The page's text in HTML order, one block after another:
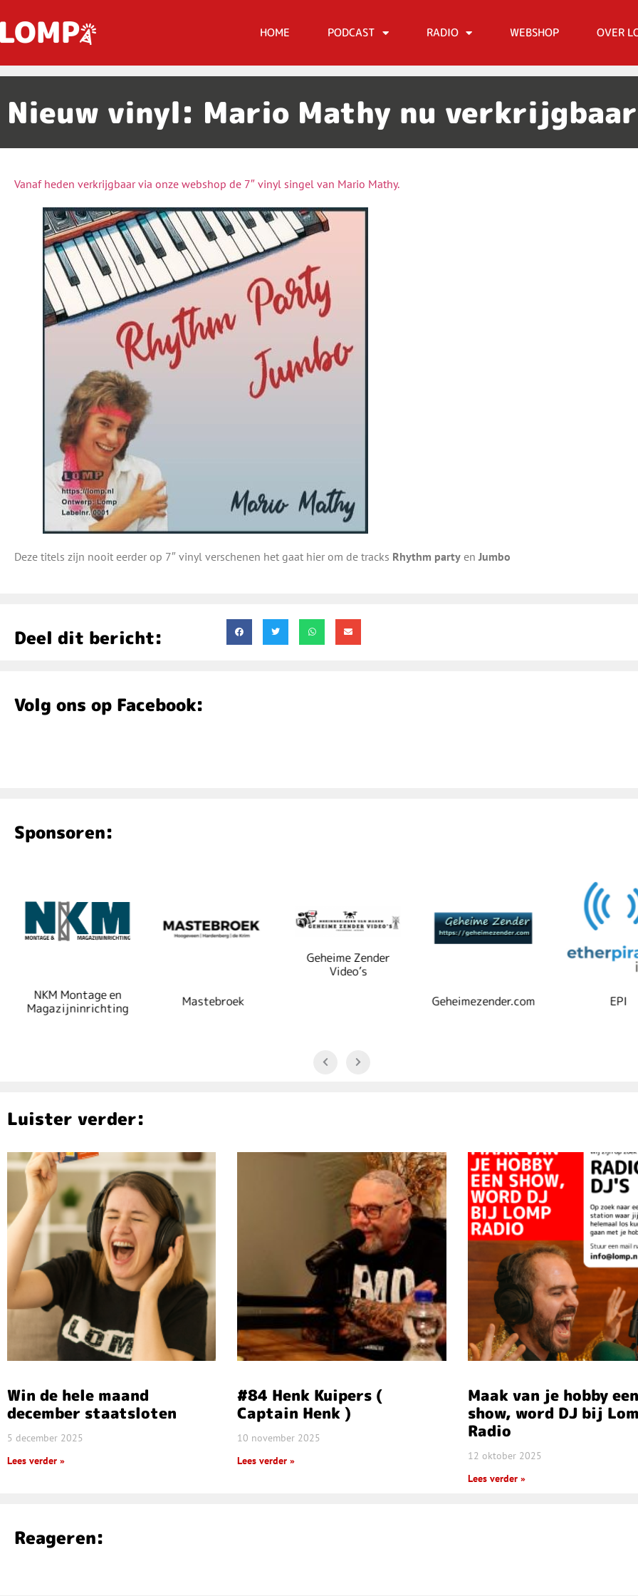
HOME PODCAST RADIO WEBSHOP OVER
Nieuw vinyl: Mario Mathy nu verkrijgbaar
Vanaf heden verkrijgbaar via onze webshop de 7″ vinyl singel van Mario Mathy.
Deze titels zijn nooit eerder op 7″ vinyl verschenen het gaat hier om de tracks Rhythm party enJumbo
Deel dit bericht:
Volg ons op Facebook:
Sponsoren:
NKM Montage en
Magazijninrichting
Mastebroek
Geheime Zender
Video’s
Geheimezender.com
EPI
Luister verder:
Win de hele maand
december staatsloten
5 december 2025
Lees verder »
#84 Henk Kuipers (
Captain Henk )
10 november 2025
Lees verder »
Maak van je hobby een
show, word DJ bij
Radio
12 oktober 2025
Lees verder »
Reageren: